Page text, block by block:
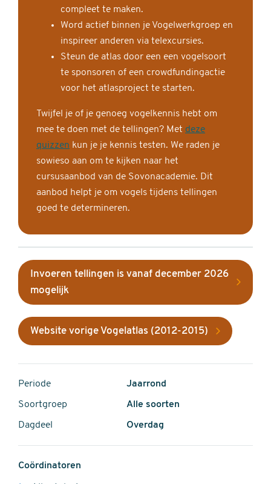
compleet te maken.
Word actief binnen je Vogelwerkgroep en
inspireer anderen via telexcursies.
Steun de atlas door een een vogelsoort
te sponsoren of een crowdfundingactie
voor het atlasproject te starten.
Twijfel je of je genoeg vogelkennis hebt om
mee te doen met de tellingen? Met deze
quizzen kun je je kennis testen. We raden je
sowieso aan om te kijken naar het
cursusaanbod van de Sovonacademie. Dit
aanbod helpt je om vogels tijdens tellingen
goed te determineren.
Invoeren tellingen is vanaf december 2026
mogelijk
Website vorige Vogelatlas (2012-2015)
Periode Jaarrond
Soortgroep Alle soorten
Dagdeel Overdag
Coördinatoren